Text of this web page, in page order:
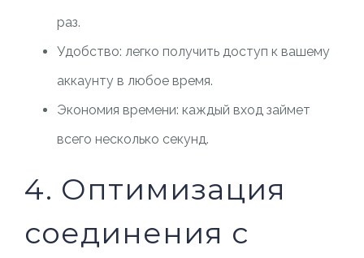
раз.
Удобство: легко получить доступ к вашему
аккаунту в любое время.
Экономия времени: каждый вход займет
всего несколько секунд.
4. Оптимизация
соединения с